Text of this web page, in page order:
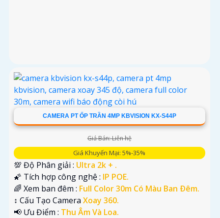
CAMERA PT ỐP TRẦN 4MP KBVISION KX-S44P
Giá Bán: Liên hệ
Giá Khuyến Mại: 5%-35%
💯 Độ Phân giải : Ultra 2k + .
🌠 Tích hợp công nghệ : IP POE.
🌈 Xem ban đêm : Full Color 30m Có Màu Ban Ðêm.
↕️ Cấu Tạo Camera Xoay 360.
️📢 Ưu Điểm : Thu Âm Và Loa.